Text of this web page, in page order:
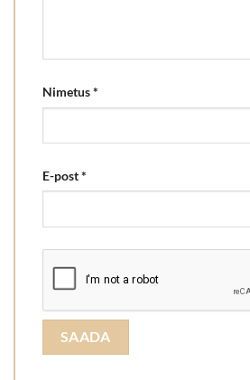
Nimetus*
E-post*